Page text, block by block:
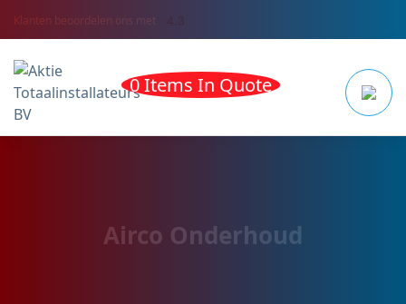
Klanten beoordelen ons met 4.3
0 Items In Quote
Airco Onderhoud